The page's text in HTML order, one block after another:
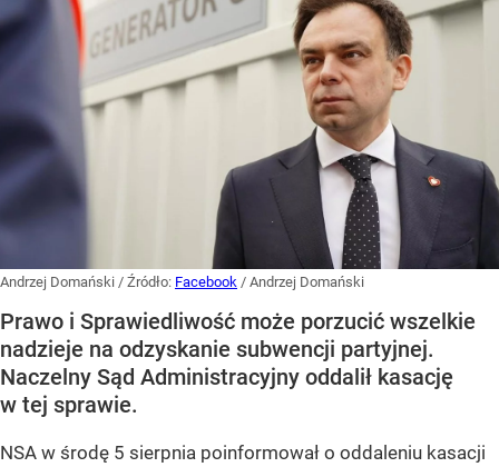
Andrzej Domański / Źródło: Facebook / Andrzej Domański
Prawo i Sprawiedliwość może porzucić wszelkie
nadzieje na odzyskanie subwencji partyjnej.
Naczelny Sąd Administracyjny oddalił kasację
w tej sprawie.
NSA w środę 5 sierpnia poinformował o oddaleniu kasacji